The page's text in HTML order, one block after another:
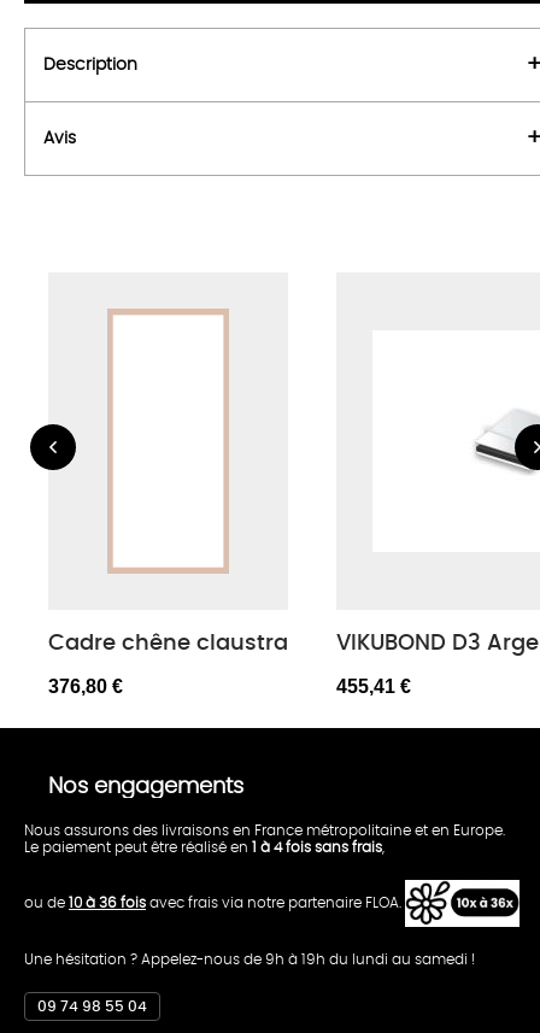
Description
Avis
Cadre chêne claustra
376,80 €
VIKUBOND D3
455,41 €
Nos engagements
Nous assurons des livraisons en France métropolitaine et en Europe.
Le paiement peut être réalisé en
1 à 4 fois sans frais
ou de 10 à 36 fois avec frais via notre partenaire FLOA.
Une hésitation ? Appelez-nous de 9h à 19h du lundi au samedi !
09 74 98 55 04